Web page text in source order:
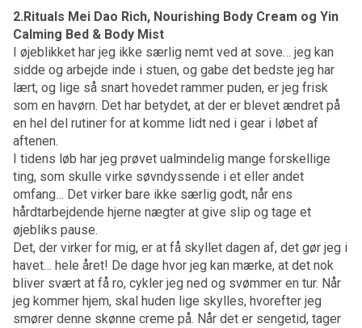
2.Rituals Mei Dao Rich, Nourishing Body Cream og Yin
Calming Bed & Body Mist
I øjeblikket har jeg ikke særlig nemt ved at sove… jeg kan
sidde og arbejde inde i stuen, og gabe det bedste jeg har
lært, og lige så snart hovedet rammer puden, er jeg frisk
som en havørn. Det har betydet, at der er blevet ændret på
en hel del rutiner for at komme lidt ned i gear i løbet af
aftenen.
I tidens løb har jeg prøvet ualmindelig mange forskellige
ting, som skulle virke søvndyssende i et eller andet
omfang… Det virker bare ikke særlig godt, når ens
hårdtarbejdende hjerne nægter at give slip og tage et
øjebliks pause.
Det, der virker for mig, er at få skyllet dagen af, det gør jeg i
havet… hele året! De dage hvor jeg kan mærke, at det nok
bliver svært at få ro, cykler jeg ned og svømmer en tur. Når
jeg kommer hjem, skal huden lige skylles, hvorefter jeg
smører denne skønne creme på. Når det er sengetid, tager